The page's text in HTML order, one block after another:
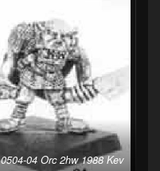
0504-04 Orc 2hw 1988 Kev